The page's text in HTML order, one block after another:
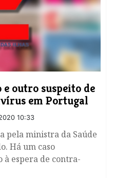
outro suspeito de
em Portugal
10:33
pela ministra da Saúde
Há um caso
à espera de contra-